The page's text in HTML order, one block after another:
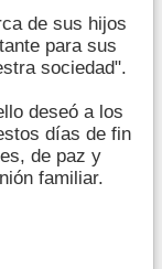
de sus hijos
para sus
sociedad".
deseó a los
días de fin
de paz y
familiar.